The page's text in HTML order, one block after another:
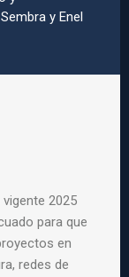
y Enel
2025
para que
en
redes de